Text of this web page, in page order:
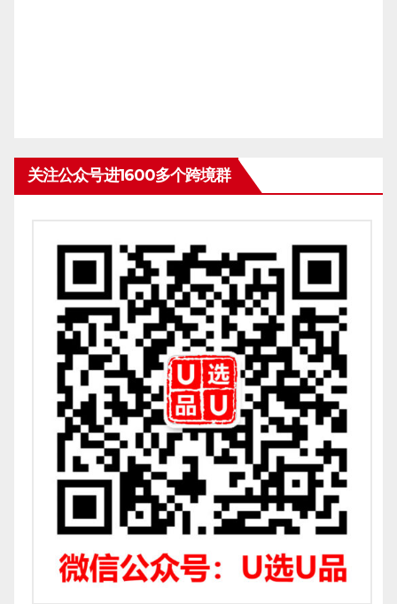
关注公众号进1600多个跨境群